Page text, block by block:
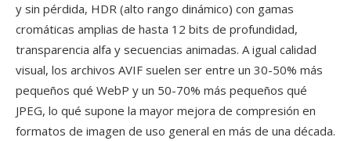
y sin pérdida, HDR (alto rango dinámico) con gamas
cromáticas amplias de hasta 12 bits de profundidad,
transparencia alfa y secuencias animadas. A igual calidad
visual, los archivos AVIF suelen ser entre un 30-50% más
pequeños qué WebP y un 50-70% más pequeños qué
JPEG, lo qué supone la mayor mejora de compresión en
formatos de imagen de uso general en más de una década.